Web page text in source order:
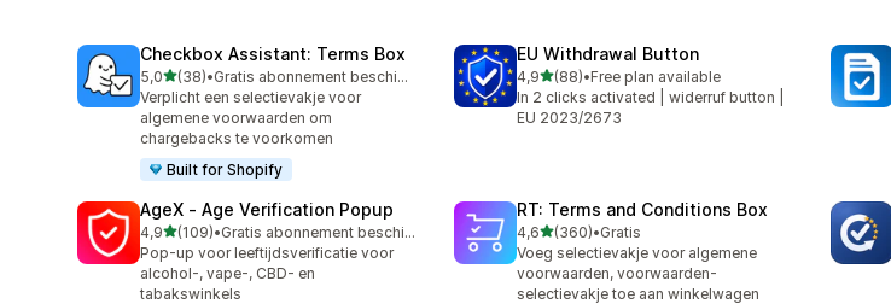
Checkbox Assistant: Terms Box
5,0van 5 sterren
(38)
38 recensies in totaal
•
Gratis abonnement beschikbaar
Verplicht een selectievakje voor
algemene voorwaarden om
chargebacks te voorkomen
Built for Shopify
EU Withdrawal Button
4,9van 5 sterren
(88)
88 recensies in totaal
•Free plan available
In 2 clicks activated | widerruf button |
EU 2023/2673
AgeX ‑ Age Verification Popup
4,9van 5 sterren
(109)
109 recensies in totaal
•
Gratis abonnement beschikbaar
Pop-up voor leeftijdsverificatie voor
alcohol-, vape-, CBD- en
tabakswinkels
RT: Terms and Conditions Box
4,6van 5 sterren
(360)
360 recensies in totaal
•Gratis
Voeg selectievakje voor algemene
voorwaarden, voorwaarden-
selectievakje toe aan winkelwagen